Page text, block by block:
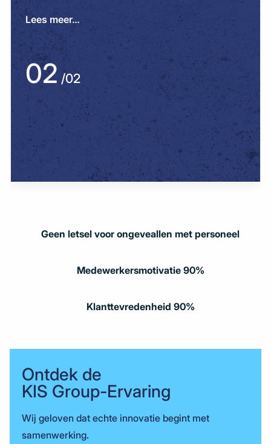
02 /02
Lees meer…
Geen letsel voor ongeveallen met personeel
Medewerkersmotivatie 90%
Klanttevredenheid 90%
Ontdek de
KIS Group-Ervaring
Wij geloven dat echte innovatie begint met
samenwerking.